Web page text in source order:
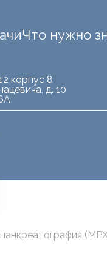
Что нужно
корпус 8
д. 10